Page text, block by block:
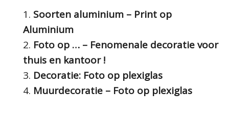
Soorten aluminium – Print op
Aluminium
Foto op … – Fenomenale decoratie voor
thuis en kantoor !
Decoratie: Foto op plexiglas
Muurdecoratie – Foto op plexiglas